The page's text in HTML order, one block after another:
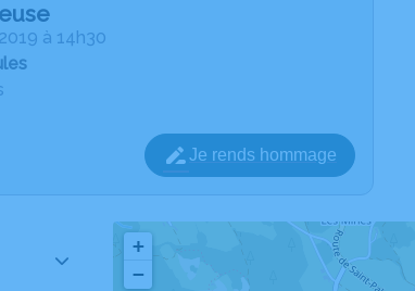
à 14h30
Je rends hommage
+
−